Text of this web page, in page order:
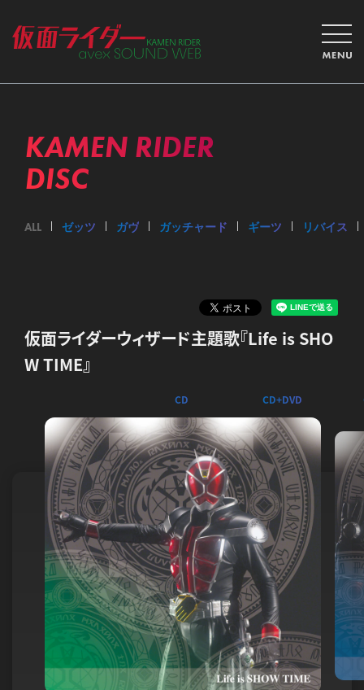
KAMEN RIDER
DISC
ALL ゼッツ ガヴ ガッチャード ギーツ リバイス
仮面ライダーウィザード主題歌『Life is SHO
W TIME』
CD CD+DVD